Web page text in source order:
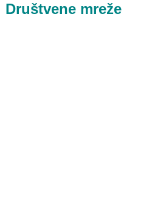
Društvene mreže